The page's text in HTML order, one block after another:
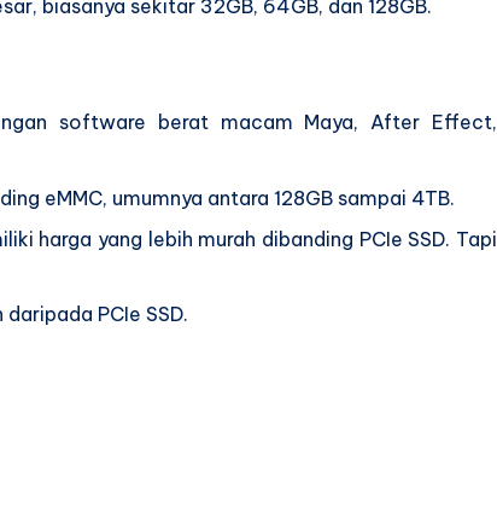
biasanya sekitar 32GB, 64GB, dan 128GB.
software berat macam Maya, After Effect,
eMMC, umumnya antara 128GB sampai 4TB.
harga yang lebih murah dibanding PCIe SSD. Tapi
PCIe SSD.